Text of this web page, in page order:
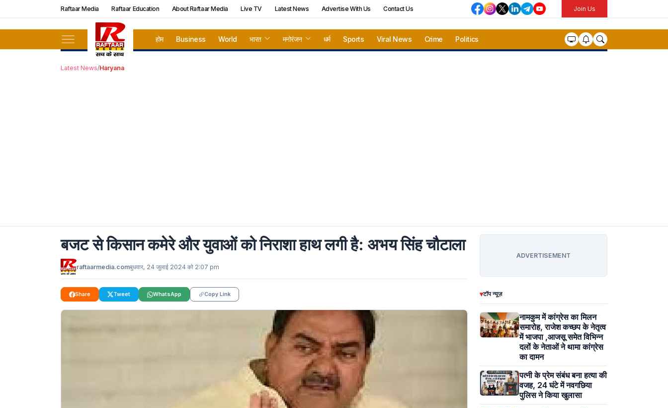
Join Us
Raftaar Media Raftaar Education About Raftaar Media Live TV Latest News Advertise With Us Contact Us
होम Business World भारत मनोरंजन धर्म Sports Viral News Crime Politics
Latest News/Haryana
बजट से किसान कमेरे और युवाओं को निराशा हाथ लगी है: अभय सिंह चौटाला
raftaarmedia.comबुधवार, 24 जुलाई 2024 को 2:07 pm
Share Tweet WhatsApp Copy Link
ADVERTISEMENT
▾टॉप न्यूज़
नामकुम में कांग्रेस का मिलन
समारोह, राजेश कच्छप के नेतृत्व
में भाजपा ,आजसू समेत विभिन्न
दलों के नेताओं ने थामा कांग्रेस
का दामन
पत्नी के प्रेम संबंध बना हत्या की
वजह, 24 घंटे में नवगछिया
पुलिस ने किया खुलासा